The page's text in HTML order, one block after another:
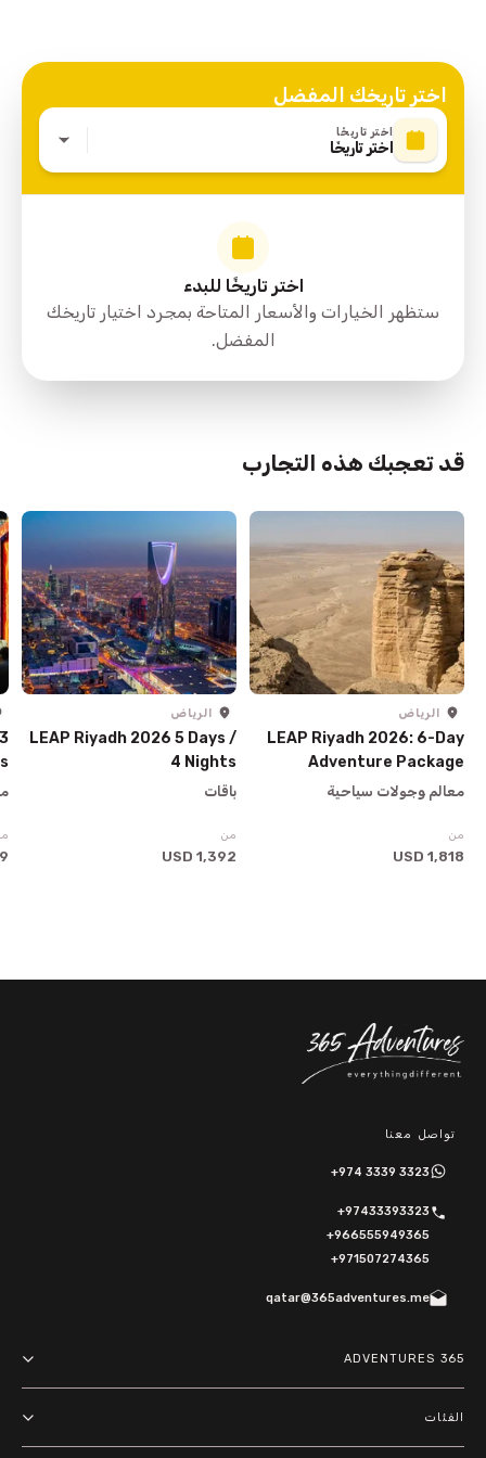
7883 قطر, Abha, 'Asir, Saudi Arabia
اختر تاريخك المفضل
اختر تاريخًا
اختر تاريخًا
اختر تاريخًا للبدء
ستظهر الخيارات والأسعار المتاحة بمجرد اختيار تاريخك
المفضل.
قد تعجبك هذه التجارب
الرياض
LEAP Riyadh 2026: 6-Day
Adventure Package
معالم وجولات سياحية
من
1,818 USD
الرياض
LEAP Riyadh 2026 5 Days /
4 Nights
باقات
من
1,392 USD
تواصل معنا
+974 3339 3323
+97433393323
+966555949365
+971507274365
qatar@365adventures.me
365 ADVENTURES
الفئات